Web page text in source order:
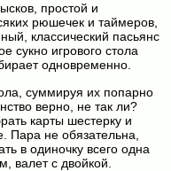
простой и
рюшечек и таймеров,
классический пасьянс
сукно игрового стола
одновременно.
суммируя их попарно
верно, не так ли?
карты шестерку и
Пара не обязательна,
в одиночку всего одна
валет с двойкой.